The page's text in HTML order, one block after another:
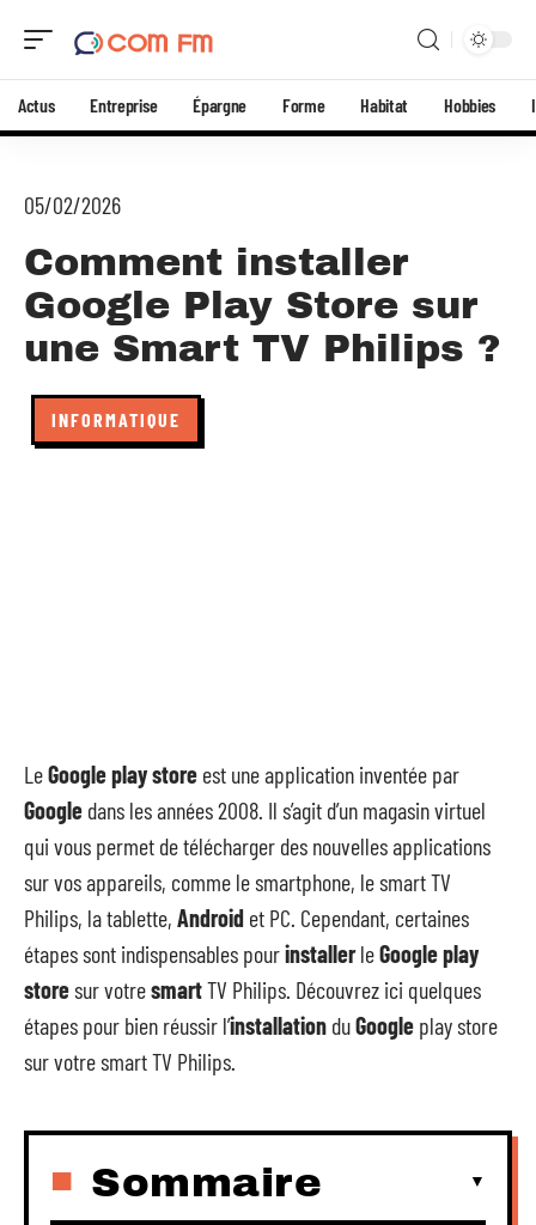
Actus Entreprise Épargne Forme Habitat Hobbies
05/02/2026
Comment installer
Google Play Store sur
une Smart TV Philips ?
INFORMATIQUE
LeGoogle play store est une application inventée par
Google dans les années 2008. Il s’agit d’un magasin virtuel
qui vous permet de télécharger des nouvelles applications
sur vos appareils, comme le smartphone, le smart TV
Philips, la tablette, Android et PC. Cependant, certaines
étapes sont indispensables pourinstallerleGoogle play
storesur votresmartTV Philips. Découvrez ici quelques
étapes pour bien réussir l’installation duGoogle play store
sur votre smart TV Philips.
Sommaire